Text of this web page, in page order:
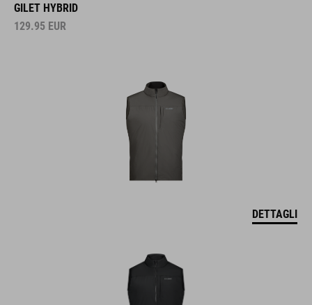
GILET HYBRID
129.95 EUR
DETTAGLI